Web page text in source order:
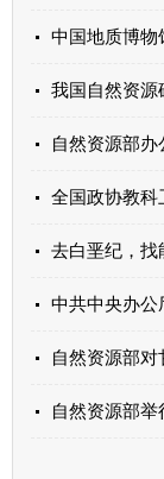
去白垩纪，找